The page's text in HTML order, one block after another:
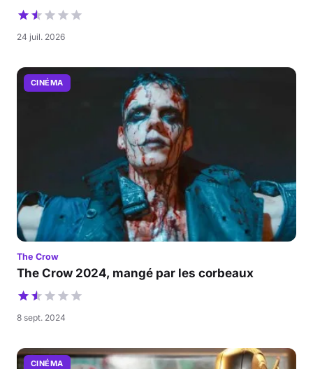
24 juil. 2026
CINÉMA
The Crow
The Crow 2024, mangé par les corbeaux
8 sept. 2024
CINÉMA